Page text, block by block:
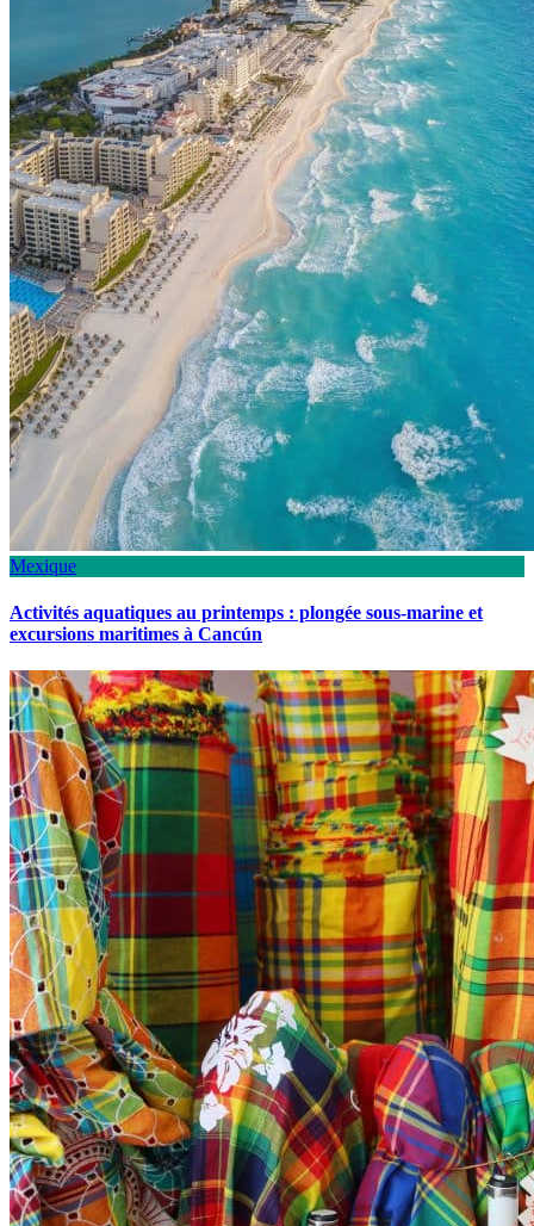
Mexique
Activités aquatiques au printemps : plongée sous-marine et
excursions maritimes à Cancún